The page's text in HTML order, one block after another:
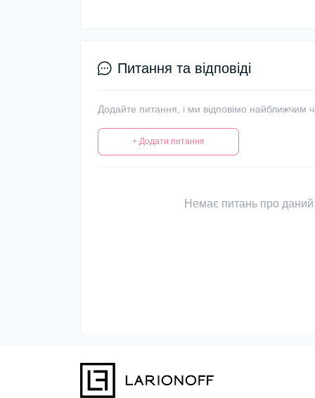
Питання та відповіді
Додайте питання, і ми відповімо найближчим
+ Додати питання
Немає питань про